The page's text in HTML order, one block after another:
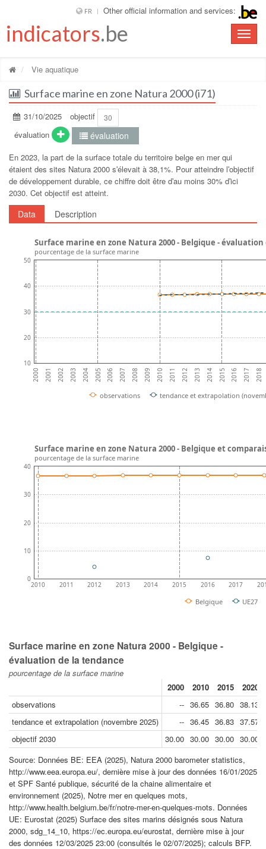
FR Other official information and services:
Toggle
indicators.be
Vie aquatique
Surface marine en zone Natura 2000 (i71)
31/10/2025 objectif 30
évaluation évaluation
En 2023, la part de la surface totale du territoire belge en mer qui
étaient des sites Natura 2000 sʹélevait à 38,1%. Pour atteindre lʹobjectif
de développement durable, ce chiffre doit être dʹau moins 30% dʹici
2030. Cet objectif est atteint.
Data Description
2000 2001 2002 2003 2004 2005 2006 2007 2008 2009 2010 2011 2012 2013 2014 2015 2016 2017 2018
10
20
30
40
50
observations tendance et extrapolation
Surface marine en zone Natura 2000 - Belgique -
pourcentage de la surface marine
2010 2011 2012 2013 2014 2015 2016 2017
0
10
20
30
40
Belgique UE27
Surface marine en zone Natura 2000 - Belgique et
pourcentage de la surface marine
Surface marine en zone Natura 2000 - Belgique -
évaluation de la tendance
pourcentage de la surface marine
2000
2010 2015
2020
observations
-- 36.65 36.80 38.13
tendance et extrapolation (novembre 2025)
-- 36.45 36.83 37.57
objectif 2030
30.00 30.00 30.00 30.00
Source: Données BE: EEA (2025), Natura 2000 barometer statistics,
http://www.eea.europa.eu/, dernière mise à jour des données 16/01/2025
et SPF Santé publique, sécurité de la chaine alimentaire et
environnement (2025), Notre mer en quelques mots,
http://www.health.belgium.be/fr/notre-mer-en-quelques-mots. Données
UE: Eurostat (2025) Surface des sites marins désignés sous Natura
2000, sdg_14_10, https://ec.europa.eu/eurostat, dernière mise à jour
des données 12/03/2025 23:00 (consultés le 02/07/2025); calculs BFP.